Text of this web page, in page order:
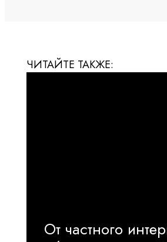
ЧИТАЙТЕ ТАКЖЕ:
От частного